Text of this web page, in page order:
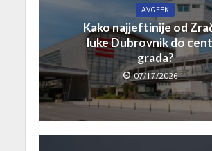
AVGEEK
Kako najjeftinije od
luke Dubrovnik do
grada?
07/17/2026